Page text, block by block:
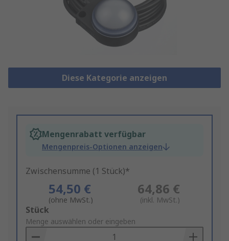
Diese Kategorie anzeigen
Mengenrabatt verfügbar
Mengenpreis-Optionen anzeigen
Zwischensumme (1 Stück)*
54,50 €
(ohne MwSt.)
64,86 €
(inkl. MwSt.)
Add
to
Basket
Stück
Menge auswählen oder eingeben